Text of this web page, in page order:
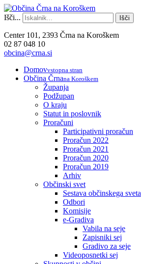
Išči... Išči
Center 101, 2393 Črna na Koroškem
02 87 048 10
obcina@crna.si
Domovvstopna stran
Občina Črnana Koroškem
Županja
Podžupan
O kraju
Statut in poslovnik
Proračuni
Participativni proračun
Proračun 2022
Proračun 2021
Proračun 2020
Proračun 2019
Arhiv
Občinski svet
Sestava občinskega sveta
Odbori
Komisije
e-Gradiva
Vabila na seje
Zapisniki sej
Gradivo za seje
Videoposnetki sej